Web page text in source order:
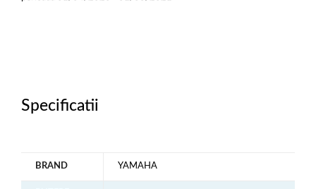
Specificatii
BRAND YAMAHA